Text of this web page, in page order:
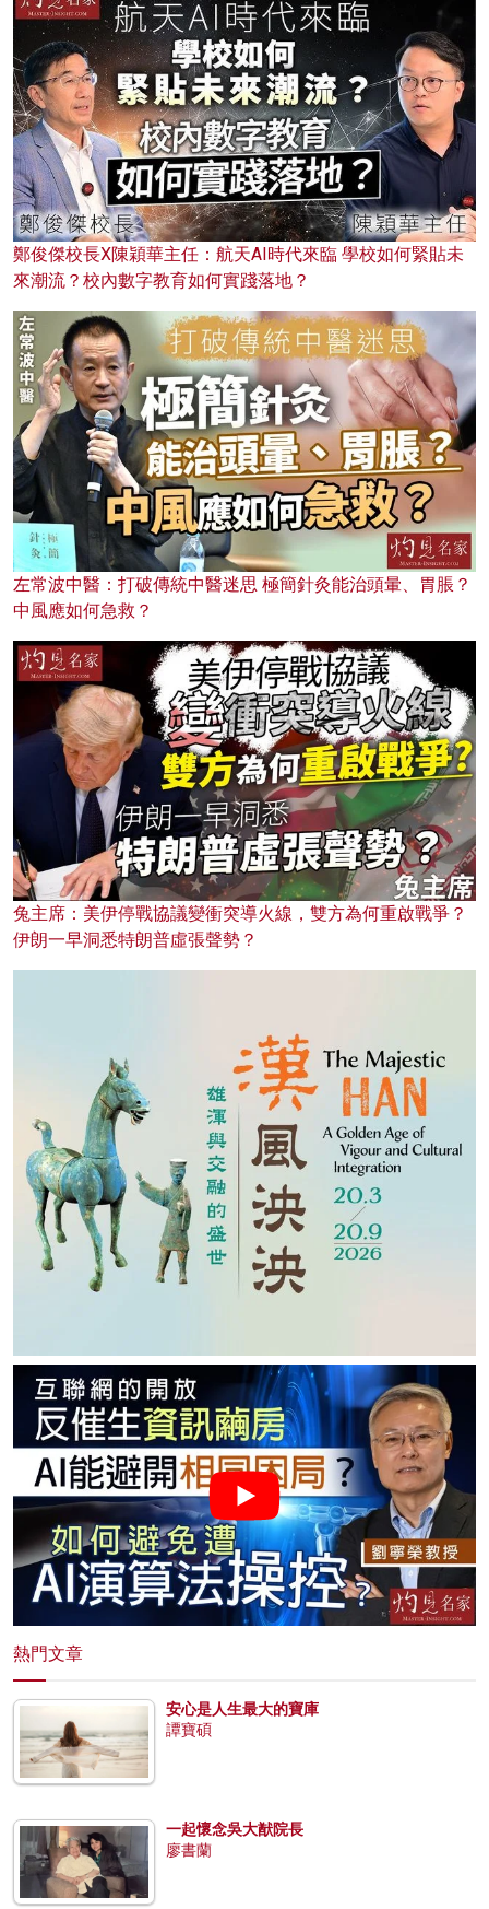
鄭俊傑校長X陳穎華主任：航天AI時代來臨 學校如何緊貼未
來潮流？校內數字教育如何實踐落地？
左常波中醫：打破傳統中醫迷思 極簡針灸能治頭暈、胃脹？
中風應如何急救？
兔主席：美伊停戰協議變衝突導火線，雙方為何重啟戰爭？
伊朗一早洞悉特朗普虛張聲勢？
熱門文章
安心是人生最大的寶庫
譚寶碩
一起懷念吳大猷院長
廖書蘭